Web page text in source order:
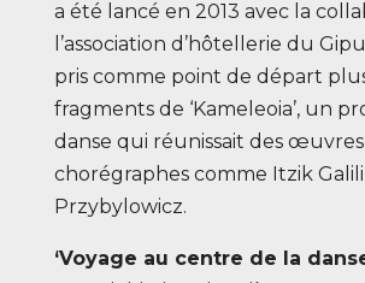
a été lancé en 2013 avec la
l’association d’hôtellerie du
pris comme point de départ
fragments de ‘Kameleoia’, un
danse qui réunissait des
chorégraphes comme Itzik
Przybylowicz.
‘Voyage au centre de la